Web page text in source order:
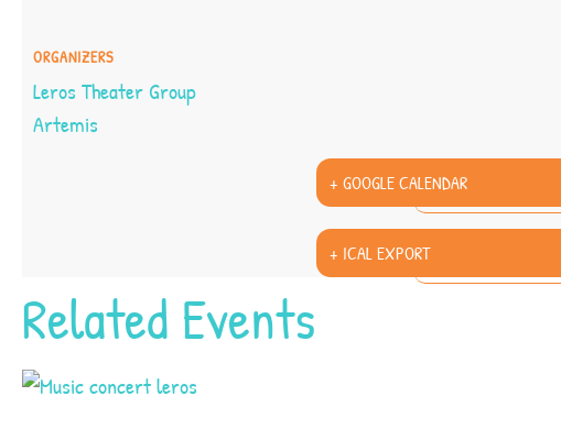
ORGANIZERS
Leros Theater Group
Artemis
+ GOOGLE CALENDAR
+ ICAL EXPORT
Related Events